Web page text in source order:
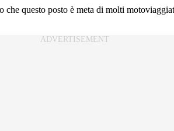
che questo posto è meta di molti